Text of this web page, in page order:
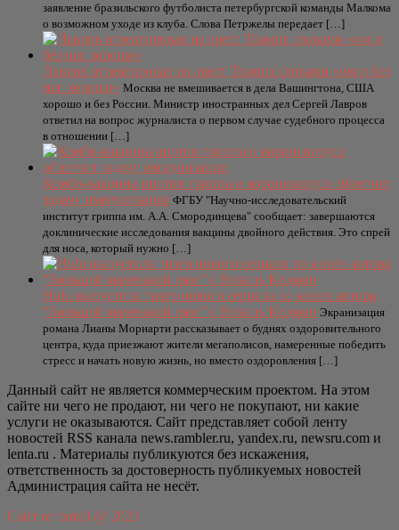
заявление бразильского футболиста петербургской команды Малкома
о возможном уходе из клуба. Слова Петржелы передает […]
Лавров отреагировал на арест Трампа словами «им и без
нас хорошо» Москва не вмешивается в дела Вашингтона, США
хорошо и без России. Министр иностранных дел Сергей Лавров
ответил на вопрос журналиста о первом случае судебного процесса
в отношении […]
Комбо-вакцина против гриппа и коронавируса облегчит
задачу иммунизации ФГБУ "Научно-исследовательский
институт гриппа им. А.А. Смородинцева" сообщает: завершаются
доклинические исследования вакцины двойного действия. Это спрей
для носа, который нужно […]
Hulu выпустила тизер нового сериала по книге автора
“Большой маленькой лжи” с Николь Кидман Экранизация
романа Лианы Мориарти рассказывает о буднях оздоровительного
центра, куда приезжают жители мегаполисов, намеренные победить
стресс и начать новую жизнь, но вместо оздоровления […]
Данный сайт не является коммерческим проектом. На этом
сайте ни чего не продают, ни чего не покупают, ни какие
услуги не оказываются. Сайт представляет собой ленту
новостей RSS канала news.rambler.ru, yandex.ru, newsru.com и
lenta.ru . Материалы публикуются без искажения,
ответственность за достоверность публикуемых новостей
Администрация сайта не несёт.
Сайт от bmb3 @ 2023